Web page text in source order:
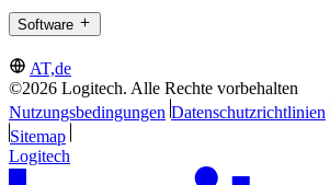
Software
AT,de
©2026 Logitech. Alle Rechte vorbehalten
Nutzungsbedingungen Datenschutzrichtlinien
Sitemap
Logitech